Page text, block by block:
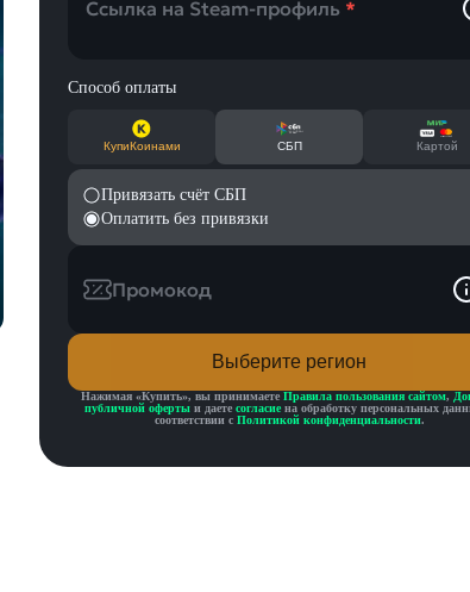
Ссылка на Steam-профиль *
Способ оплаты
КупиКоинами СБП Картой
Привязать счёт СБП
Оплатить без привязки
Промокод
Выберите регион
Нажимая «Купить», вы принимаете Правила пользования сайтом,
публичной оферты и даете согласие на обработку персональных
соответствии с Политикой конфиденциальности.